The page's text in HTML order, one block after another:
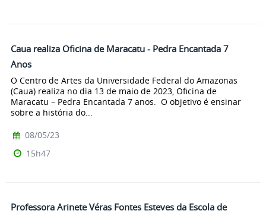
Caua realiza Oficina de Maracatu - Pedra Encantada 7
Anos
O Centro de Artes da Universidade Federal do Amazonas
(Caua) realiza no dia 13 de maio de 2023, Oficina de
Maracatu – Pedra Encantada 7 anos. O objetivo é ensinar
sobre a história do...
08/05/23
15h47
Professora Arinete Véras Fontes Esteves da Escola de